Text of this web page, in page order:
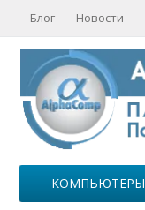
Блог Новости
КОМПЬЮТЕРЫ